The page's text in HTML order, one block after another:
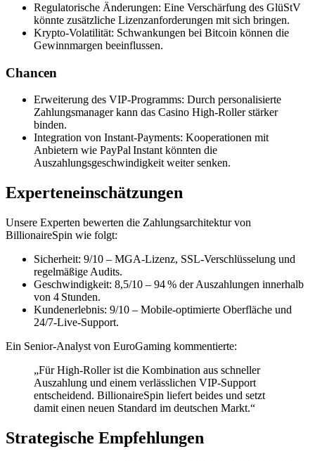
Regulatorische Änderungen: Eine Verschärfung des GlüStV
könnte zusätzliche Lizenzanforderungen mit sich bringen.
Krypto‑Volatilität: Schwankungen bei Bitcoin können die
Gewinnmargen beeinflussen.
Chancen
Erweiterung des VIP‑Programms: Durch personalisierte
Zahlungsmanager kann das Casino High‑Roller stärker
binden.
Integration von Instant‑Payments: Kooperationen mit
Anbietern wie PayPal Instant könnten die
Auszahlungsgeschwindigkeit weiter senken.
Experteneinschätzungen
Unsere Experten bewerten die Zahlungsarchitektur von
BillionaireSpin wie folgt:
Sicherheit: 9/10 – MGA‑Lizenz, SSL‑Verschlüsselung und
regelmäßige Audits.
Geschwindigkeit: 8,5/10 – 94 % der Auszahlungen innerhalb
von 4 Stunden.
Kundenerlebnis: 9/10 – Mobile‑optimierte Oberfläche und
24/7‑Live‑Support.
Ein Senior‑Analyst von EuroGaming kommentierte:
„Für High‑Roller ist die Kombination aus schneller
Auszahlung und einem verlässlichen VIP‑Support
entscheidend. BillionaireSpin liefert beides und setzt
damit einen neuen Standard im deutschen Markt.“
Strategische Empfehlungen